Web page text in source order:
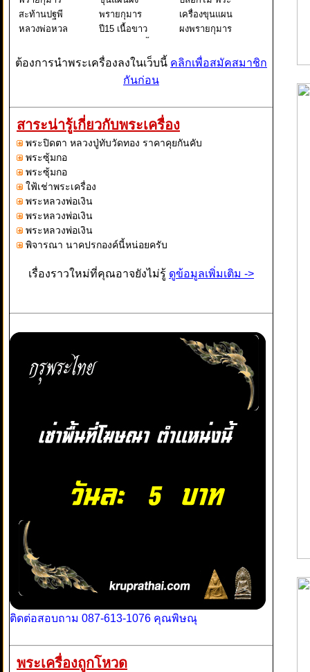
สะท้านปฐพี
หลวงพ่อหวล
ศวรรย์
พรายกุมาร
ปี15 เนื้อขาว
ที่ด้านหน้ามี
ความสมบูรณ์
องค์พระมี
ของพิมพ์พระ
ที่ชัดเจนและ
สวยงาม เนื้อ
เครื่องขุนแผน
ผงพรายกุมาร
ประมาณปี 12
ค้นตาหรือไม่
เคยเห็นมา
ต้องการนำพระเครื่องลงในเว็บนี้ คลิกเพื่อสมัคสมาชิก
กันก่อน
สาระน่ารู้เกี่ยวกับพระเครื่อง
พระปิดตา หลวงปู่ทับวัดทอง ราคาคุยกันคับ
พระซุ้มกอ
พระซุ้มกอ
ใฟ้เช่าพระเครื่อง
พระหลวงพ่อเงิน
พระหลวงพ่อเงิน
พระหลวงพ่อเงิน
พิจารณา นาคปรกองค์นี้หน่อยครับ
เรื่องราวใหม่ที่คุณอาจยังไม่รู้ ดูข้อมูลเพิ่มเติม ->
ติดต่อสอบถาม 087-613-1076 คุณพิษณุ
พระเครื่องถูกโหวด